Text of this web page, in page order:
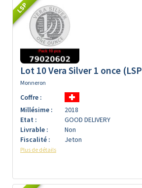
LSP
Lot 10 Vera Silver 1 once
Monneron
Coffre :
Millésime :
2018
Etat :
GOOD DELIVERY
Livrable :
Non
Fiscalité :
Jeton
Plus de détails